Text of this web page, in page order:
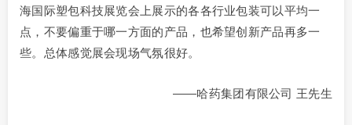
海国际塑包科技展览会上展示的各各行业包装可以平均一
点，不要偏重于哪一方面的产品，也希望创新产品再多一
些。总体感觉展会现场气氛很好。
——哈药集团有限公司 王先生